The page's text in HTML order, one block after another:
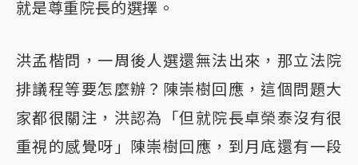
就是尊重院長的選擇。
洪孟楷問，一周後人選還無法出來，那立法院
排議程等要怎麼辦？陳崇樹回應，這個問題大
家都很關注，洪認為「但就院長卓榮泰沒有很
重視的感覺呀」陳崇樹回應，到月底還有一段